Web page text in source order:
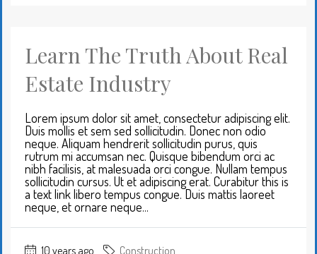
Learn The Truth About Real
Estate Industry
Lorem ipsum dolor sit amet, consectetur adipiscing elit.
Duis mollis et sem sed sollicitudin. Donec non odio
neque. Aliquam hendrerit sollicitudin purus, quis
rutrum mi accumsan nec. Quisque bibendum orci ac
nibh facilisis, at malesuada orci congue. Nullam tempus
sollicitudin cursus. Ut et adipiscing erat. Curabitur this is
a text link libero tempus congue. Duis mattis laoreet
neque, et ornare neque...
10 years ago Construction